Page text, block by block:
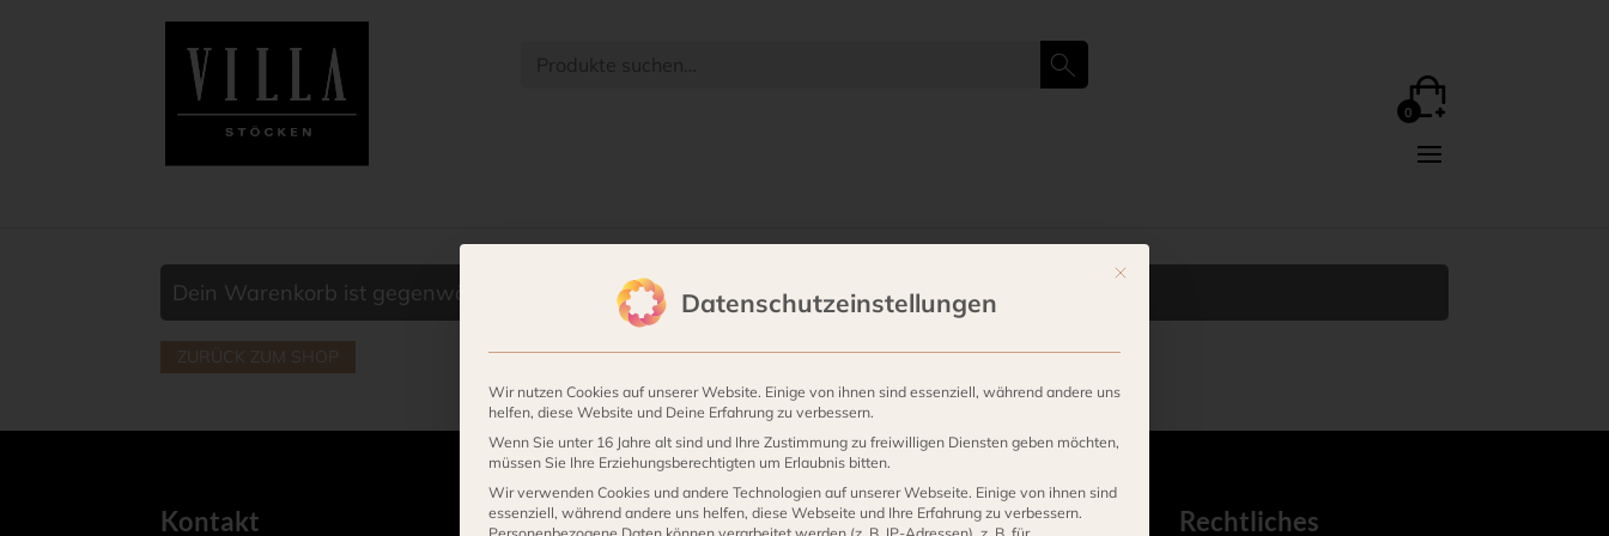
Dein Warenkorb ist gegenwärtig leer.
ZURÜCK ZUM SHOP
Kontakt Links Rechtliches
Mit diesem Button wird der Dialog geschlossen. Seine Funktionalität ist
Datenschutzeinstellungen
Wir nutzen Cookies auf unserer Website. Einige von ihnen sind essenziell, während andere uns
helfen, diese Website und Deine Erfahrung zu verbessern.
Wenn Sie unter 16 Jahre alt sind und Ihre Zustimmung zu freiwilligen Diensten geben möchten,
müssen Sie Ihre Erziehungsberechtigten um Erlaubnis bitten.
Wir verwenden Cookies und andere Technologien auf unserer Webseite. Einige von ihnen sind
essenziell, während andere uns helfen, diese Webseite und Ihre Erfahrung zu verbessern.